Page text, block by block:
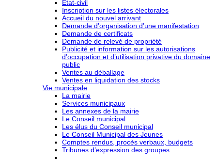
Etat-civil
Inscription sur les listes électorales
Accueil du nouvel arrivant
Demande d’organisation d’une manifestation
Demande de certificats
Demande de relevé de propriété
Publicité et information sur les autorisations
d’occupation et d’utilisation privative du domaine
public
Ventes au déballage
Ventes en liquidation des stocks
Vie municipale
La mairie
Services municipaux
Les annexes de la mairie
Le Conseil municipal
Les élus du Conseil municipal
Le Conseil Municipal des Jeunes
Comptes rendus, procès verbaux, budgets
Tribunes d’expression des groupes